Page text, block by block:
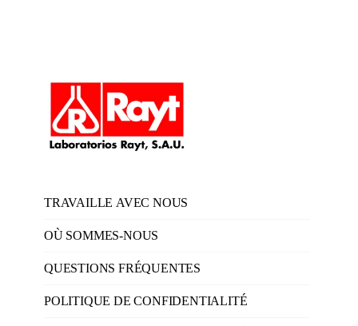
TRAVAILLE AVEC NOUS
OÙ SOMMES-NOUS
QUESTIONS FRÉQUENTES
POLITIQUE DE CONFIDENTIALITÉ